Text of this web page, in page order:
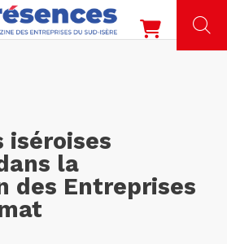
iséroises
la
des Entreprises